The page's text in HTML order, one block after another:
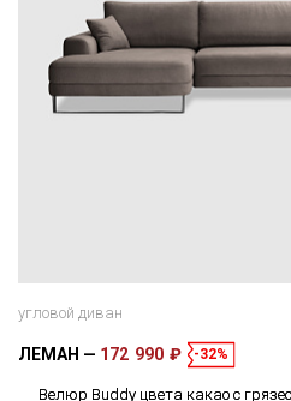
угловой диван
ЛЕМАН 172 990 ₽ -32%
Велюр Buddy цвета какао с